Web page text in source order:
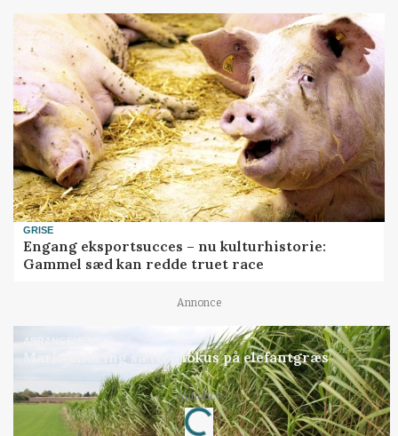
GRISE
Engang eksportsucces – nu kulturhistorie:
Gammel sæd kan redde truet race
Annonce
ARRANGEMENT
Markvandring sætter fokus på elefantgræs
Annonce
Loading...